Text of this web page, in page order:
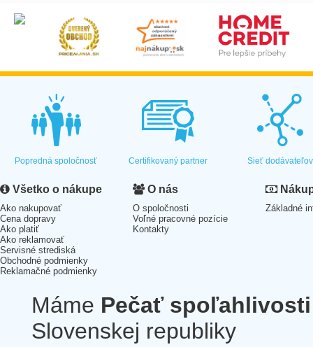
Popredná spoločnosť Certifikovaný partner Sieť dodávateľov
Všetko o nákupe
Ako nakupovať
Cena dopravy
Ako platiť
Ako reklamovať
Servisné strediská
Obchodné podmienky
Reklamačné podmienky
O nás
O spoločnosti
Voľné pracovné pozície
Kontakty
Základné
Máme Pečať spoľahlivosti
Slovenskej republiky